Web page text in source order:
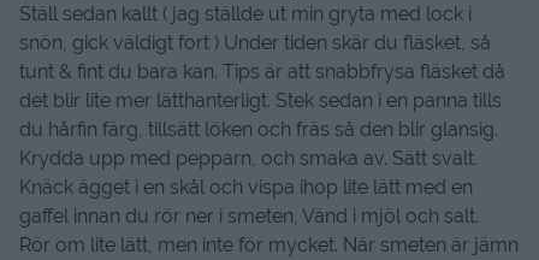
Ställ sedan kallt ( jag ställde ut min gryta med lock i
snön, gick väldigt fort ) Under tiden skär du fläsket, så
tunt & fint du bara kan. Tips är att snabbfrysa fläsket då
det blir lite mer lätthanterligt. Stek sedan i en panna tills
du hårfin färg, tillsätt löken och fräs så den blir glansig.
Krydda upp med pepparn, och smaka av. Sätt svalt.
Knäck ägget i en skål och vispa ihop lite lätt med en
gaffel innan du rör ner i smeten, Vänd i mjöl och salt.
Rör om lite lätt, men inte för mycket. När smeten är jämn